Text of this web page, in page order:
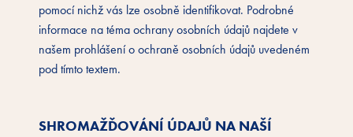
pomocí nichž vás lze osobně identifikovat. Podrobné
informace na téma ochrany osobních údajů najdete v
našem prohlášení o ochraně osobních údajů uvedeném
pod tímto textem.
SHROMAŽĎOVÁNÍ ÚDAJŮ NA NAŠÍ